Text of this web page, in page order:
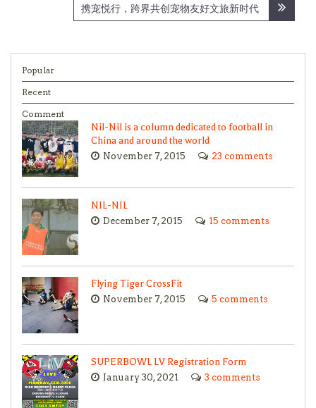
携宠悦行，跨界共创宠物友好文旅新时代
Popular
Recent
Comment
Nil-Nil is a column dedicated to football in
China and around the world
November 7, 2015 23 comments
NIL-NIL
December 7, 2015 15 comments
Flying Tiger CrossFit
November 7, 2015 5 comments
SUPERBOWL LV Registration Form
January 30, 2021 3 comments